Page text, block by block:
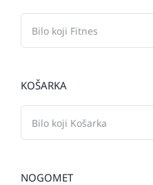
KOŠARKA
NOGOMET